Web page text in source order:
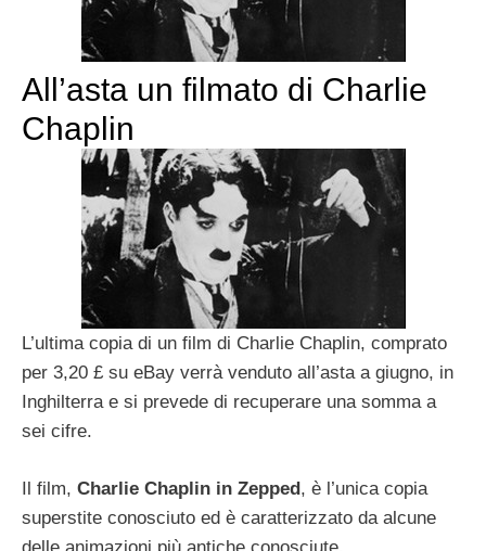
All’asta un filmato di Charlie
Chaplin
L’ultima copia di un film di Charlie Chaplin, comprato
per 3,20 £ su eBay verrà venduto all’asta a giugno, in
Inghilterra e si prevede di recuperare una somma a
sei cifre.
Il film, Charlie Chaplin in Zepped, è l’unica copia
superstite conosciuto ed è caratterizzato da alcune